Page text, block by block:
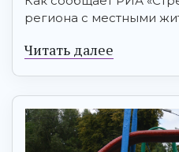
региона с местными
Читать далее